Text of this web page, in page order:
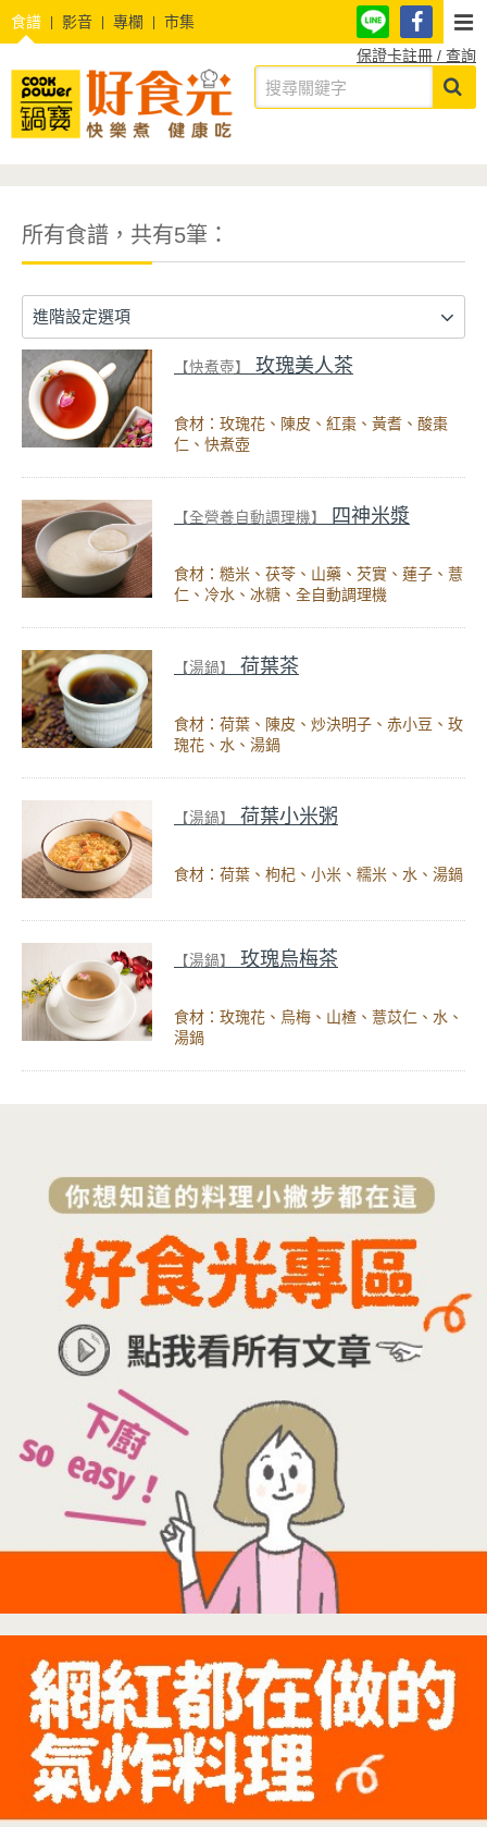
食譜 影音 專欄
市集
保證卡註冊 / 查詢
所有食譜，共有5筆：
進階設定選項
【快煮壺】 玫瑰美人茶
食材：玫瑰花、陳皮、紅棗、黃耆、酸棗
仁、快煮壺
【全營養自動調理機】 四神米漿
食材：糙米、茯苓、山藥、芡實、蓮子、薏
仁、冷水、冰糖、全自動調理機
【湯鍋】 荷葉茶
食材：荷葉、陳皮、炒決明子、赤小豆、玫
瑰花、水、湯鍋
【湯鍋】 荷葉小米粥
食材：荷葉、枸杞、小米、糯米、水、湯鍋
【湯鍋】 玫瑰烏梅茶
食材：玫瑰花、烏梅、山楂、薏苡仁、水、
湯鍋